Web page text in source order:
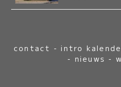
contact -intro
- nieuws -